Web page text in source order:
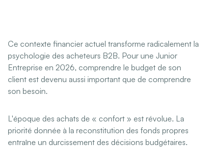
Ce contexte financier actuel transforme radicalement la
psychologie des acheteurs B2B. Pour une Junior
Entreprise en 2026, comprendre le budget de son
client est devenu aussi important que de comprendre
son besoin.
L'époque des achats de « confort » est révolue. La
priorité donnée à la reconstitution des fonds propres
entraîne un durcissement des décisions budgétaires.